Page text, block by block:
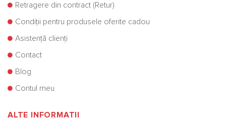
Retragere din contract (Retur)
Condiții pentru produsele oferite cadou
Asistență clienți
Contact
Blog
Contul meu
ALTE INFORMATII